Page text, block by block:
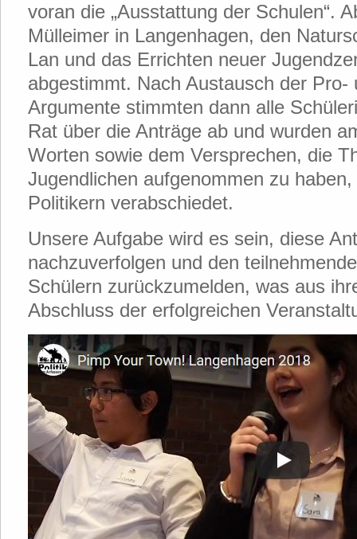
voran die „Ausstattung der Schulen“.
Mülleimer in Langenhagen, den
Lan und das Errichten neuer
abgestimmt. Nach Austausch der Pro-
Argumente stimmten dann alle
Rat über die Anträge ab und wurden
Worten sowie dem Versprechen, die
Jugendlichen aufgenommen zu
Politikern verabschiedet.
Unsere Aufgabe wird es sein, diese
nachzuverfolgen und den
Schülern zurückzumelden, was aus
Abschluss der erfolgreichen